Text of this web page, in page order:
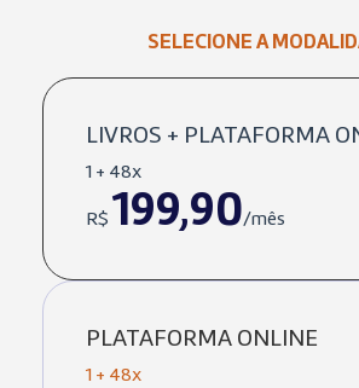
SELECIONE A
LIVROS + PLATAFORMA
1 + 48x
R$ 199,90/mês
PLATAFORMA ONLINE
1 + 48x